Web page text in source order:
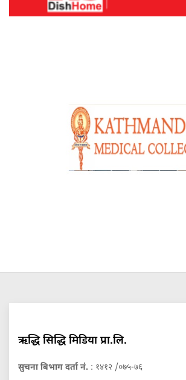
ऋद्धि सिद्धि मिडिया प्रा.लि.
सुचना बिभाग दर्ता नं. : १४१२ /०७५-७६